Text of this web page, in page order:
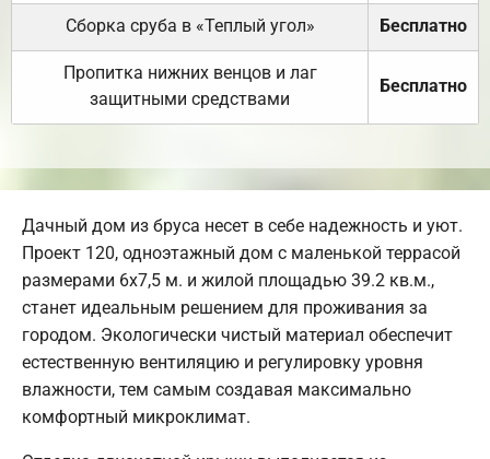
Сборка сруба в «Теплый угол» Бесплатно
Пропитка нижних венцов и лаг
защитными средствами
Бесплатно
Дачный дом из бруса несет в себе надежность и уют.
Проект 120, одноэтажный дом с маленькой террасой
размерами 6х7,5 м. и жилой площадью 39.2 кв.м.,
станет идеальным решением для проживания за
городом. Экологически чистый материал обеспечит
естественную вентиляцию и регулировку уровня
влажности, тем самым создавая максимально
комфортный микроклимат.